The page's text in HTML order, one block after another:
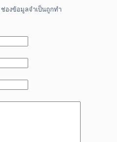
ช่องข้อมูลจำเป็นถูกทำ